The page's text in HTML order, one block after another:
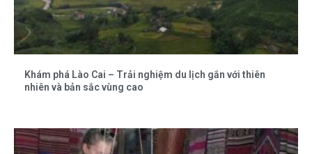
Khám phá Lào Cai – Trải nghiệm du lịch gắn với thiên
nhiên và bản sắc vùng cao